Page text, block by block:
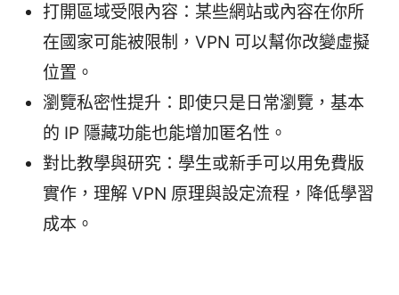
打開區域受限內容：某些網站或內容在你所
在國家可能被限制，VPN 可以幫你改變虛擬
位置。
瀏覽私密性提升：即使只是日常瀏覽，基本
的 IP 隱藏功能也能增加匿名性。
對比教學與研究：學生或新手可以用免費版
實作，理解 VPN 原理與設定流程，降低學習
成本。